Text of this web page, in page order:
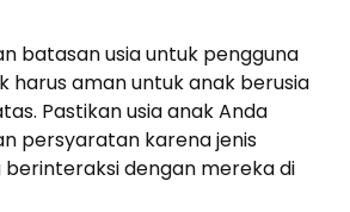
batasan usia untuk pengguna
harus aman untuk anak berusia
Pastikan usia anak Anda
persyaratan karena jenis
dengan mereka di